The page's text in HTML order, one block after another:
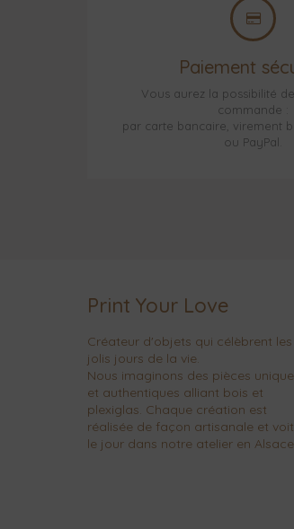
Paiement
Vous aurez la possibilité
commande :
par carte bancaire, virement
ou PayPal.
Print Your Love
Créateur d'objets qui célèbrent les
jolis jours de la vie.
Nous imaginons des pièces
et authentiques alliant bois et
plexiglas. Chaque création est
réalisée de façon artisanale et voit
le jour dans notre atelier en